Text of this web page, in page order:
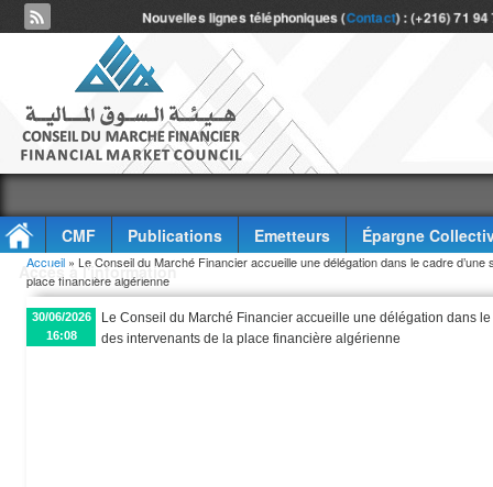
Nouvelles lignes téléphoniques (Contact) : (+216) 71
CMF Publications Emetteurs
Épargne
Accès à l'information
Vous êtes ici
Accueil » Le Conseil du Marché Financier accueille une délégation dans le cadre
place financière algérienne
30/06/2026
16:08
Le Conseil du Marché Financier accueille une délégation dans
des intervenants de la place financière algérienne